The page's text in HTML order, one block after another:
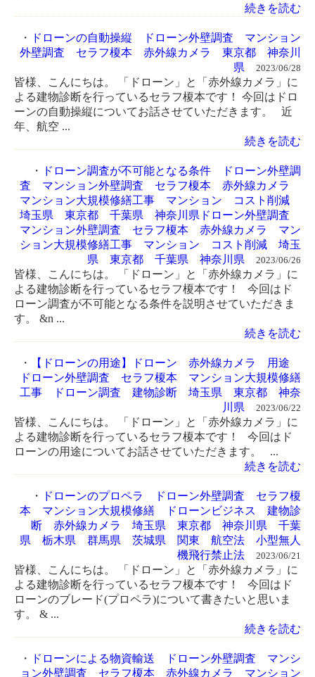
続きを読む
・
ドローンの自動操縦 ドローン外壁調査 マンション
外壁調査 セラフ榎本 赤外線カメラ 東京都 神奈川
県
2023/06/28
皆様、こんにちは。 「ドローン」と「赤外線カメラ」に
よる建物診断を行っているセラフ榎本です！ 今回はドロ
ーンの自動操縦についてお話させていただきます。 近
年、航空 ...
続きを読む
・
ドローン調査が不可能となる条件 ドローン外壁調
査 マンション外壁調査 セラフ榎本 赤外線カメラ
マンション大規模修繕工事 マンション コスト削減
埼玉県 東京都 千葉県 神奈川県ドローン外壁調査
マンション外壁調査 セラフ榎本 赤外線カメラ マン
ション大規模修繕工事 マンション コスト削減 埼玉
県 東京都 千葉県 神奈川県
2023/06/26
皆様、こんにちは。 「ドローン」と「赤外線カメラ」に
よる建物診断を行っているセラフ榎本です！ 今回はド
ローン調査が不可能となる条件を説明させていただきま
す。 &n ...
続きを読む
・
【ドローンの用途】ドローン 赤外線カメラ 用途
ドローン外壁調査 セラフ榎本 マンション大規模修繕
工事 ドローン調査 建物診断 埼玉県 東京都 神奈
川県
2023/06/22
皆様、こんにちは。 「ドローン」と「赤外線カメラ」に
よる建物診断を行っているセラフ榎本です！ 今回はド
ローンの用途についてお話させていただきます。 ...
続きを読む
・
ドローンのプロペラ ドローン外壁調査 セラフ榎
本 マンション大規模修繕 ドローンビジネス 建物診
断 赤外線カメラ 埼玉県 東京都 神奈川県 千葉
県 栃木県 群馬県 茨城県 関東 航空法 小型無人
機飛行禁止法
2023/06/21
皆様、こんにちは。 「ドローン」と「赤外線カメラ」に
よる建物診断を行っているセラフ榎本です！ 今回はド
ローンのブレード(プロペラ)について書きたいと思いま
す。 & ...
続きを読む
・
ドローンによる物資輸送 ドローン外壁調査 マンシ
ョン外壁調査 セラフ榎本 赤外線カメラ マンション